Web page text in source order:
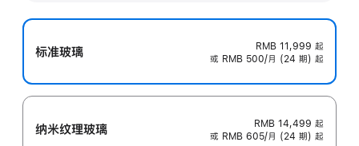
标准玻璃 RMB 11,999 起
或 RMB 500/月 (24 期) 起
纳米纹理玻璃 RMB 14,499 起
或 RMB 605/月 (24 期) 起